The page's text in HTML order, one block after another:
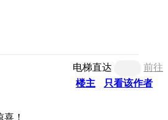
电梯直达
前往
楼主
只看该作者